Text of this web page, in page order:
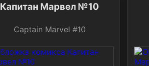
Капитан Марвел №10
Captain Marvel #10